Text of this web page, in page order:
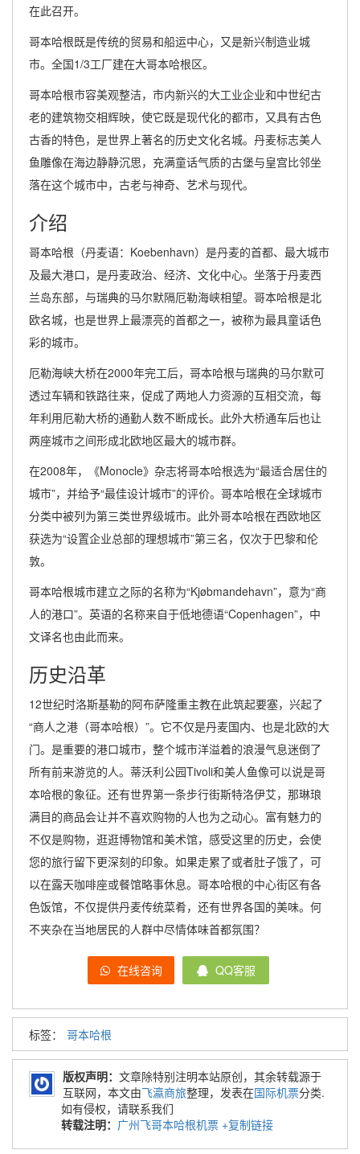
在此召开。
哥本哈根既是传统的贸易和船运中心，又是新兴制造业城
市。全国1/3工厂建在大哥本哈根区。
哥本哈根市容美观整洁，市内新兴的大工业企业和中世纪古
老的建筑物交相辉映，使它既是现代化的都市，又具有古色
古香的特色，是世界上著名的历史文化名城。丹麦标志美人
鱼雕像在海边静静沉思，充满童话气质的古堡与皇宫比邻坐
落在这个城市中，古老与神奇、艺术与现代。
介绍
哥本哈根（丹麦语：Koebenhavn）是丹麦的首都、最大城市
及最大港口，是丹麦政治、经济、文化中心。坐落于丹麦西
兰岛东部，与瑞典的马尔默隔厄勒海峡相望。哥本哈根是北
欧名城，也是世界上最漂亮的首都之一，被称为最具童话色
彩的城市。
厄勒海峡大桥在2000年完工后，哥本哈根与瑞典的马尔默可
透过车辆和铁路往来，促成了两地人力资源的互相交流，每
年利用厄勒大桥的通勤人数不断成长。此外大桥通车后也让
两座城市之间形成北欧地区最大的城市群。
在2008年，《Monocle》杂志将哥本哈根选为“最适合居住的
城市”，并给予“最佳设计城市”的评价。哥本哈根在全球城市
分类中被列为第三类世界级城市。此外哥本哈根在西欧地区
获选为“设置企业总部的理想城市”第三名，仅次于巴黎和伦
敦。
哥本哈根城市建立之际的名称为“Kjøbmandehavn”，意为“商
人的港口”。英语的名称来自于低地德语“Copenhagen”，中
文译名也由此而来。
历史沿革
12世纪时洛斯基勒的阿布萨隆重主教在此筑起要塞，兴起了
“商人之港（哥本哈根）”。它不仅是丹麦国内、也是北欧的大
门。是重要的港口城市，整个城市洋溢着的浪漫气息迷倒了
所有前来游览的人。蒂沃利公园Tivoli和美人鱼像可以说是哥
本哈根的象征。还有世界第一条步行街斯特洛伊艾，那琳琅
满目的商品会让并不喜欢购物的人也为之动心。富有魅力的
不仅是购物，逛逛博物馆和美术馆，感受这里的历史，会使
您的旅行留下更深刻的印象。如果走累了或者肚子饿了，可
以在露天咖啡座或餐馆略事休息。哥本哈根的中心街区有各
色饭馆，不仅提供丹麦传统菜肴，还有世界各国的美味。何
不夹杂在当地居民的人群中尽情体味首都氛围？
在线咨询 QQ客服
标签： 哥本哈根
版权声明： 文章除特别注明本站原创，其余转载源于
互联网，本文由飞瀛商旅整理，发表在国际机票分类.
如有侵权，请联系我们
转载注明： 广州飞哥本哈根机票 +复制链接